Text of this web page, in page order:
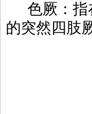
色厥：
的突然四肢